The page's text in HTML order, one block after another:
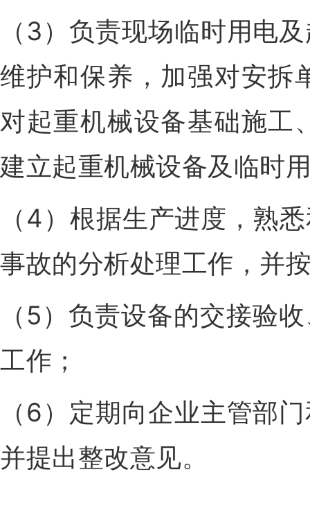
（3）负责现场临时用电
维护和保养，加强对安拆
对起重机械设备基础施工
建立起重机械设备及临时
（4）根据生产进度，熟
事故的分析处理工作，并
（5）负责设备的交接验
工作；
（6）定期向企业主管部
并提出整改意见。